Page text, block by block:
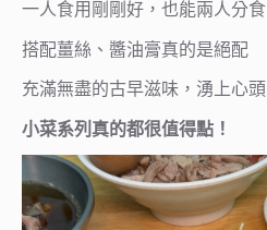
一人食用剛剛好，也能兩人分食
搭配薑絲、醬油膏真的是絕配
充滿無盡的古早滋味，湧上心頭
小菜系列真的都很值得點！